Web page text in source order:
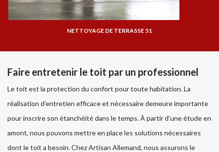
NETTOYAGE DE TERRASSE 51
Faire entretenir le toit par un professionnel
Le toit est la protection du confort pour toute habitation. La
réalisation d’entretien efficace et nécessaire demeure importante
pour inscrire son étanchéité dans le temps. À partir d’une étude en
amont, nous pouvons mettre en place les solutions nécessaires
dont le toit a besoin. Chez Artisan Allemand, nous assurons le